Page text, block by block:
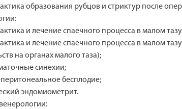
образования рубцов и стриктур после
и лечение спаечного процесса в малом
и лечение спаечного процесса в малом
на органах малого таза);
синехии;
бесплодие;
эндомиометрит.